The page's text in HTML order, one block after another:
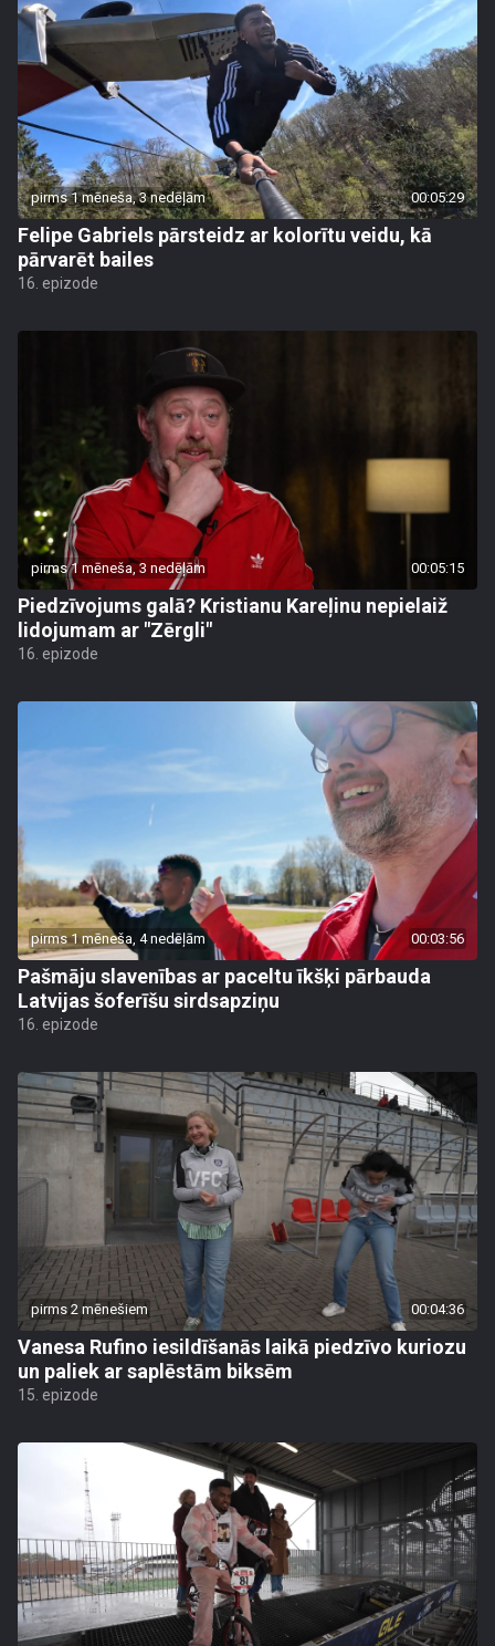
pirms 1 mēneša, 3 nedēļām 00:05:29
Felipe Gabriels pārsteidz ar kolorītu veidu, kā
pārvarēt bailes
16. epizode
pirms 1 mēneša, 3 nedēļām 00:05:15
Piedzīvojums galā? Kristianu Kareļinu nepielaiž
lidojumam ar "Zērgli"
16. epizode
pirms 1 mēneša, 4 nedēļām 00:03:56
Pašmāju slavenības ar paceltu īkšķi pārbauda
Latvijas šoferīšu sirdsapziņu
16. epizode
pirms 2 mēnešiem 00:04:36
Vanesa Rufino iesildīšanās laikā piedzīvo kuriozu
un paliek ar saplēstām biksēm
15. epizode